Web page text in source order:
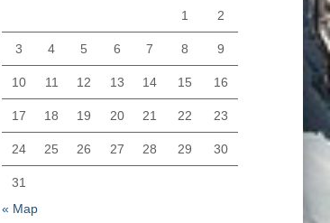
1 2
3 4 5 6 7 8 9
10 11 12 13 14 15 16
17 18 19 20 21 22 23
24 25 26 27 28 29 30
31
« Мар